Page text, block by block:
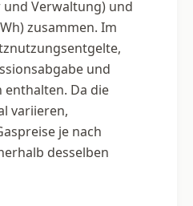
und Verwaltung) und
zusammen. Im
und
enthalten. Da die
variieren,
je nach
desselben